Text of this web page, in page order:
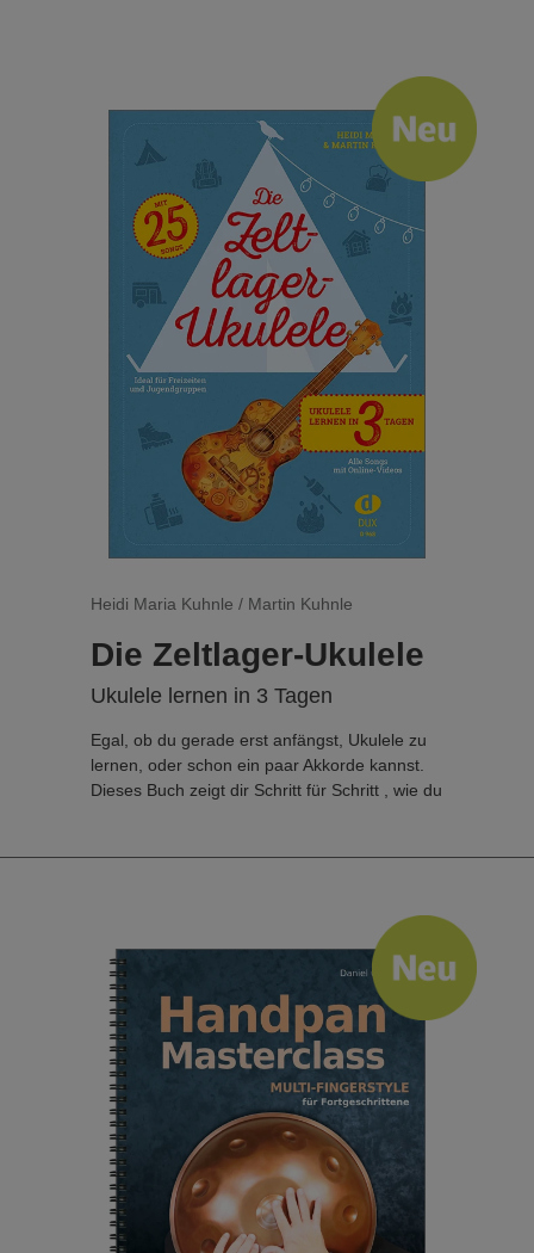
Heidi Maria Kuhnle / Martin Kuhnle
Die Zeltlager-Ukulele
Ukulele lernen in 3 Tagen
Egal, ob du gerade erst anfängst, Ukulele zu
lernen, oder schon ein paar Akkorde kannst.
Dieses Buch zeigt dir Schritt für Schritt , wie du
Auch als Ausgabe für Gitarre erhältlich:
BestellnummerD 967
Inhalt: Amazing Grace - Bruder Jakob -
Donnerbalken - Drei Chinesen mit dem
Kontrabass - Es lebt der Eisbär in Sibirien -
Go, Tell It On The Mountain - Hab ’ne Tante
aus Marokko - Halleluja - Hejo, spann den
Wagen an (Kanon) - He’s Got The Whole
World - If You’re Happy And You Know It - I
Like The Flowers - I‘ll Fly Away - Kumbaya